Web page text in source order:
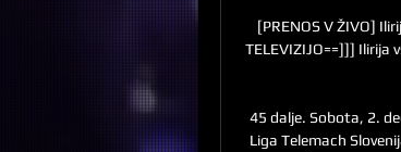
[PRENOS V ŽIVO]
TELEVIZIJO==]]] Ilirija
45 dalje. Sobota, 2.
Liga Telemach